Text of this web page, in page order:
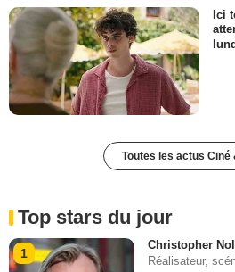
Ici
Toutes les actus Ciné
Top stars du jour
1
Christopher
Réalisateur,